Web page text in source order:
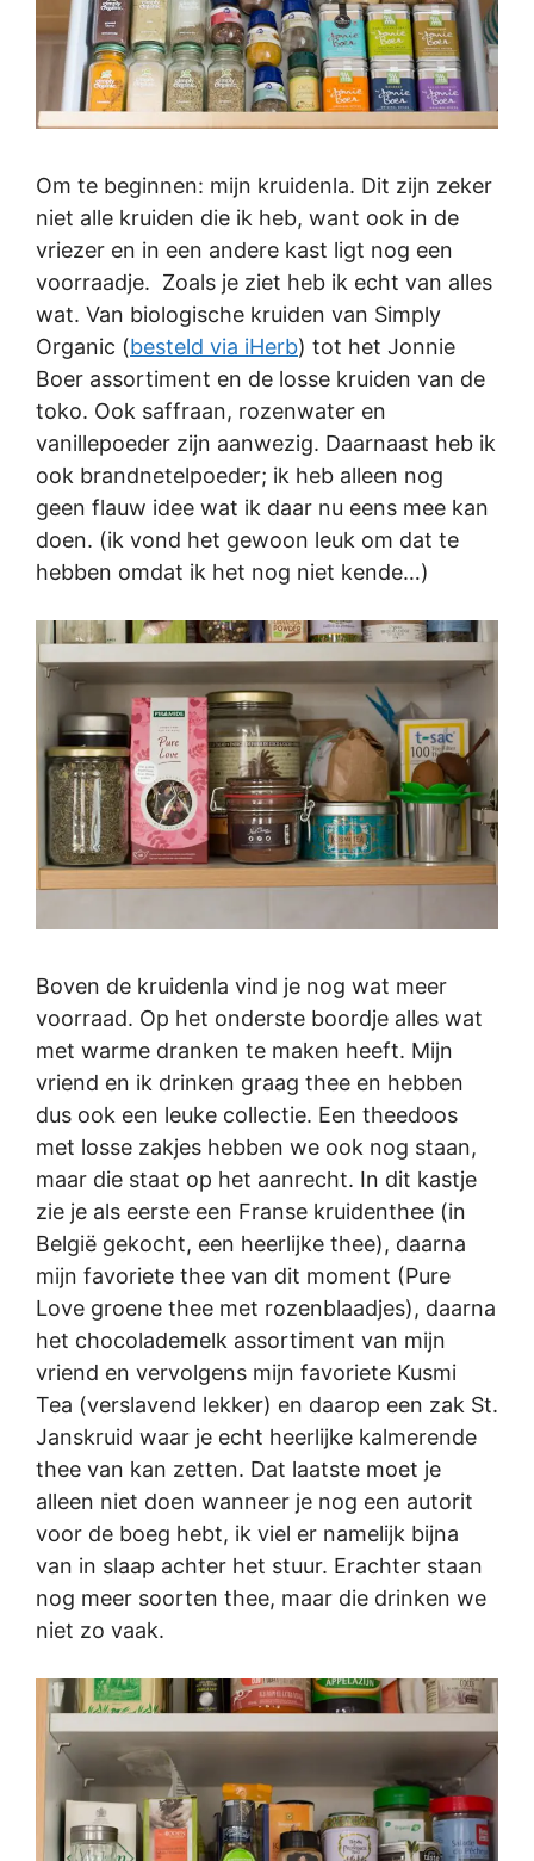
Om te beginnen: mijn kruidenla. Dit zijn zeker
niet alle kruiden die ik heb, want ook in de
vriezer en in een andere kast ligt nog een
voorraadje. Zoals je ziet heb ik echt van alles
wat. Van biologische kruiden van Simply
Organic (besteld via iHerb) tot het Jonnie
Boer assortiment en de losse kruiden van de
toko. Ook saffraan, rozenwater en
vanillepoeder zijn aanwezig. Daarnaast heb ik
ook brandnetelpoeder; ik heb alleen nog
geen flauw idee wat ik daar nu eens mee kan
doen. (ik vond het gewoon leuk om dat te
hebben omdat ik het nog niet kende…)
Boven de kruidenla vind je nog wat meer
voorraad. Op het onderste boordje alles wat
met warme dranken te maken heeft. Mijn
vriend en ik drinken graag thee en hebben
dus ook een leuke collectie. Een theedoos
met losse zakjes hebben we ook nog staan,
maar die staat op het aanrecht. In dit kastje
zie je als eerste een Franse kruidenthee (in
België gekocht, een heerlijke thee), daarna
mijn favoriete thee van dit moment (Pure
Love groene thee met rozenblaadjes), daarna
het chocolademelk assortiment van mijn
vriend en vervolgens mijn favoriete Kusmi
Tea (verslavend lekker) en daarop een zak St.
Janskruid waar je echt heerlijke kalmerende
thee van kan zetten. Dat laatste moet je
alleen niet doen wanneer je nog een autorit
voor de boeg hebt, ik viel er namelijk bijna
van in slaap achter het stuur. Erachter staan
nog meer soorten thee, maar die drinken we
niet zo vaak.